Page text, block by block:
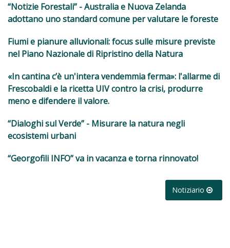
“Notizie Forestali” - Australia e Nuova Zelanda
adottano uno standard comune per valutare le foreste
Fiumi e pianure alluvionali: focus sulle misure previste
nel Piano Nazionale di Ripristino della Natura
«In cantina c’è un'intera vendemmia ferma»: l'allarme di
Frescobaldi e la ricetta UIV contro la crisi, produrre
meno e difendere il valore.
“Dialoghi sul Verde” - Misurare la natura negli
ecosistemi urbani
“Georgofili INFO” va in vacanza e torna rinnovato!
Notiziario